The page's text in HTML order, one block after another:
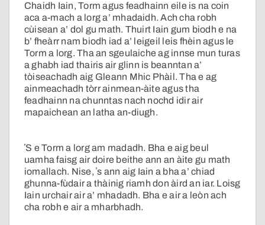
Chaidh Iain, Torm agus feadhainn eile is na coin
aca a-mach a lorg a’ mhadaidh. Ach cha robh
cùisean a’ dol gu math. Thuirt Iain gum biodh e na
b’ fheàrr nam biodh iad a’ leigeil leis fhèin agus le
Torm a lorg. Tha an sgeulaiche ag innse mun turas
a ghabh iad thairis air glinn is beanntan a’
tòiseachadh aig Gleann Mhic Phàil. Tha e ag
ainmeachadh tòrr ainmean-àite agus tha
feadhainn na chunntas nach nochd idir air
mapaichean an latha an-diugh.
ʼS e Torm a lorg am madadh. Bha e aig beul
uamha faisg air doire beithe ann an àite gu math
iomallach. Nise, ʼs ann aig Iain a bha a’ chiad
ghunna-fùdair a thàinig riamh don àird an iar. Loisg
Iain urchair air a’ mhadadh. Bha e air a leòn ach
cha robh e air a mharbhadh.